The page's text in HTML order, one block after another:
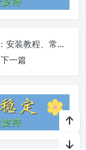
锐捷v2ray：安装教程、常见问题解答
下一篇